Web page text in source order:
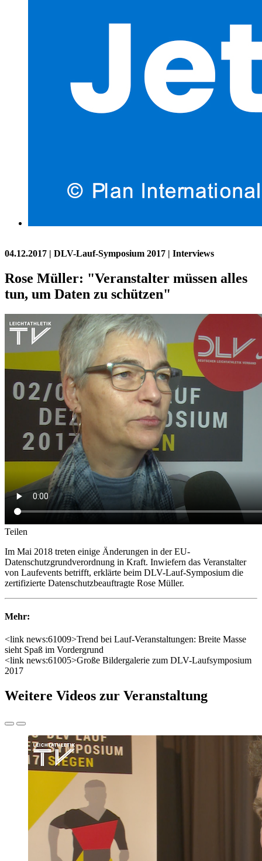
04.12.2017 | DLV-Lauf-Symposium 2017 | Interviews
Rose Müller: "Veranstalter müssen alles
tun, um Daten zu schützen"
Teilen
Im Mai 2018 treten einige Änderungen in der EU-
Datenschutzgrundverordnung in Kraft. Inwiefern das Veranstalter
von Laufevents betrifft, erklärte beim DLV-Lauf-Symposium die
zertifizierte Datenschutzbeauftragte Rose Müller.
Mehr:
<link news:61009>Trend bei Lauf-Veranstaltungen: Breite Masse
sieht Spaß im Vordergrund
<link news:61005>Große Bildergalerie zum DLV-Laufsymposium
2017
Weitere Videos zur Veranstaltung